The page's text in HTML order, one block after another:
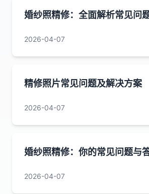
婚纱照精修：全面解析常见问
2026-04-07
精修照片常见问题及解决方案
2026-04-07
婚纱照精修：你的常见问题与
2026-04-07